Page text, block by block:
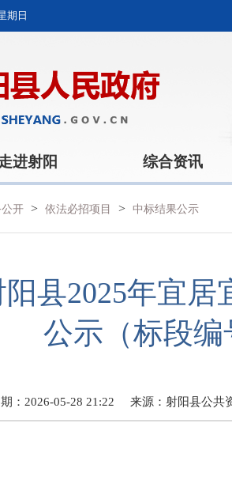
期日
进射阳 综合资讯
开 > 依法必招项目 > 中标结果公示
阳县2025年宜
公示（标段编
：2026-05-28 21:22 来源： 射阳县公共